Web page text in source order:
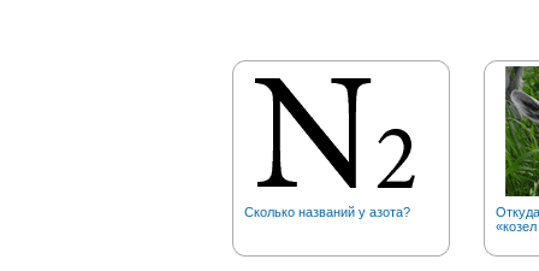
Сколько названий у азота?